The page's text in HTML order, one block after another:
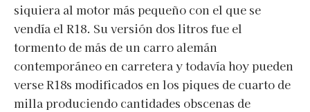
siquiera al motor más pequeño con el que se
vendía el R18. Su versión dos litros fue el
tormento de más de un carro alemán
contemporáneo en carretera y todavía hoy pueden
verse R18s modificados en los piques de cuarto de
milla produciendo cantidades obscenas de